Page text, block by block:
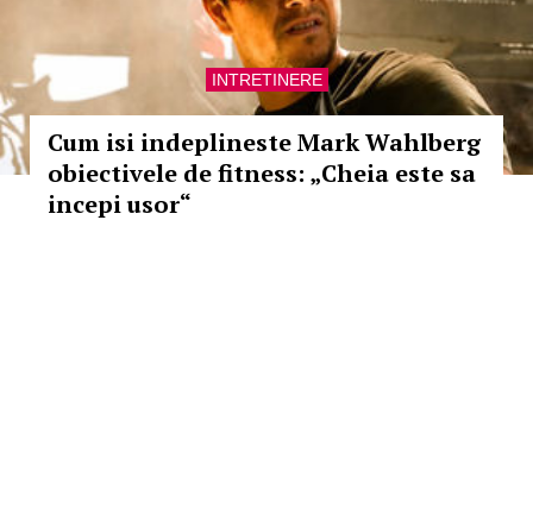
INTRETINERE
Cum isi indeplineste Mark Wahlberg
obiectivele de fitness: „Cheia este sa
incepi usor“